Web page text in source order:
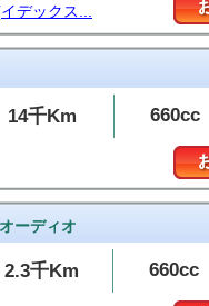
デックス...
14千Km 660cc
ーディオ
2.3千Km 660cc